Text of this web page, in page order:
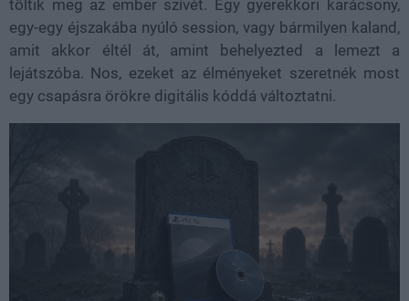
töltik meg az ember szívét. Egy gyerekkori karácsony,
egy-egy éjszakába nyúló session, vagy bármilyen kaland,
amit akkor éltél át, amint behelyezted a lemezt a
lejátszóba. Nos, ezeket az élményeket szeretnék most
egy csapásra örökre digitális kóddá változtatni.